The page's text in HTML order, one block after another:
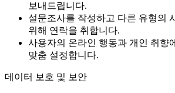
보내드립니다.
설문조사를 작성하고 다른 유형의
위해 연락을 취합니다.
사용자의 온라인 행동과 개인 취향
맞춤 설정합니다.
데이터 보호 및 보안